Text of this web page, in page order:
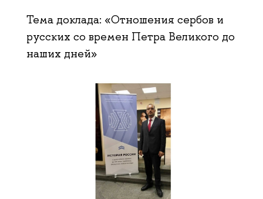
Тема доклада: «Отношения сербов и
русских со времен Петра Великого до
наших дней»